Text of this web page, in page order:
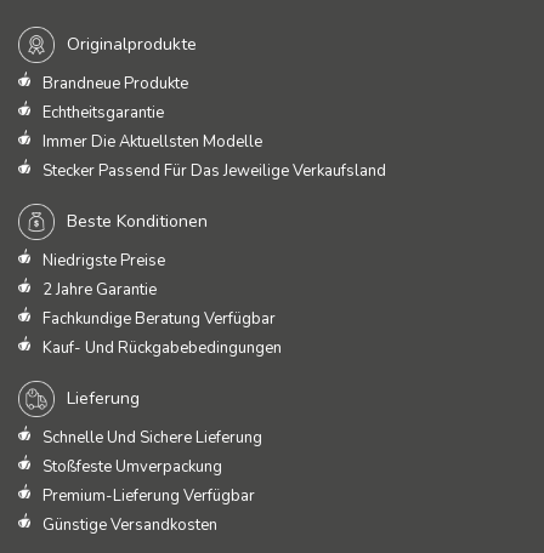
Originalprodukte
Brandneue Produkte
Echtheitsgarantie
Immer Die Aktuellsten Modelle
Stecker Passend Für Das Jeweilige Verkaufsland
Beste Konditionen
Niedrigste Preise
2 Jahre Garantie
Fachkundige Beratung Verfügbar
Kauf- Und Rückgabebedingungen
Lieferung
Schnelle Und Sichere Lieferung
Stoßfeste Umverpackung
Premium-Lieferung Verfügbar
Günstige Versandkosten